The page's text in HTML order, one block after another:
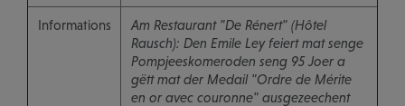
Informations
Am Restaurant "De Rénert" (Hôtel
Rausch): Den Emile Ley feiert mat senge
Pompjeeskomeroden seng 95 Joer a
gëtt mat der Medail "Ordre de Mérite
en or avec couronne" ausgezeechent